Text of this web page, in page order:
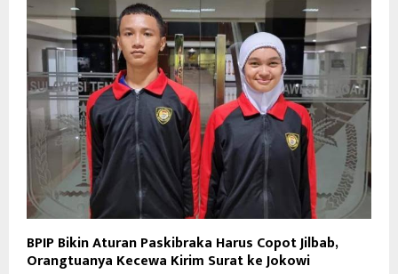
BPIP Bikin Aturan Paskibraka Harus Copot Jilbab,
Orangtuanya Kecewa Kirim Surat ke Jokowi